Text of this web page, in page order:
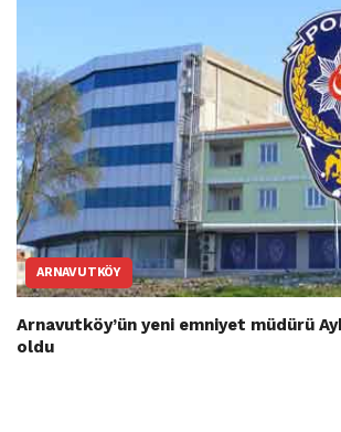
ARNAVUTKÖY
Arnavutköy’ün yeni emniyet müdürü
oldu